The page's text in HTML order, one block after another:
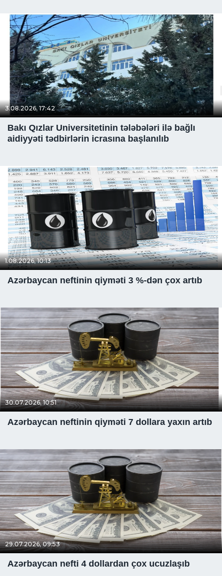
3.08.2026, 17:42
Bakı Qızlar Universitetinin tələbələri ilə bağlı
aidiyyəti tədbirlərin icrasına başlanılıb
1.08.2026, 10:13
Azərbaycan neftinin qiyməti 3 %-dən çox artıb
30.07.2026, 10:51
Azərbaycan neftinin qiyməti 7 dollara yaxın artıb
29.07.2026, 09:53
Azərbaycan nefti 4 dollardan çox ucuzlaşıb